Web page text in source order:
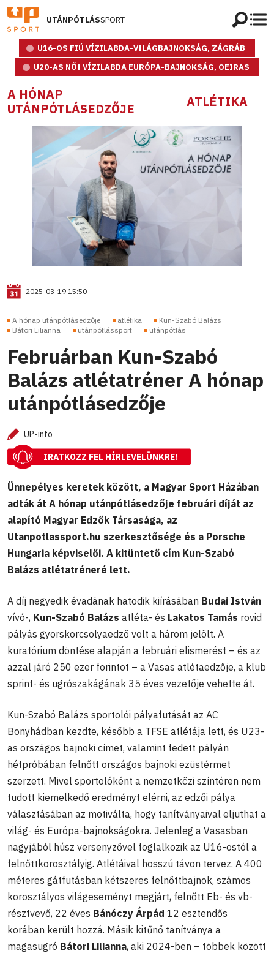
UTÁNPÓTLÁSSPORT
U16-OS FIÚ VÍZILABDA-VILÁGBAJNOKSÁG, ZÁGRÁB
U20-AS NŐI VÍZILABDA EURÓPA-BAJNOKSÁG, OEIRAS
A HÓNAP
UTÁNPÓTLÁSEDZŐJE
ATLÉTIKA
2025-03-19 15:50
A hónap utánpótlásedzője atlétika
Kun-Szabó Balázs
Bátori Lilianna
utánpótlássport utánpótlás
Februárban Kun-Szabó
Balázs atlétatréner A hónap
utánpótlásedzője
UP-info
IRATKOZZ FEL HÍRLEVELÜNKRE!
Ünnepélyes keretek között, a Magyar Sport Házában
adták át A hónap utánpótlásedzője februári díját az
alapító Magyar Edzők Társasága, az
Utanpotlassport.hu szerkesztősége és a Porsche
Hungaria képviselői. A kitüntető cím Kun-Szabó
Balázs atlétatréneré lett.
A díj negyedik évadának hatodik kiírásában Budai István
vívó-, Kun-Szabó Balázs atléta- és Lakatos Tamás rövid
pályás gyorskorcsolyaedző volt a három jelölt. A
kuratórium döntése alapján a februári elismerést – és az
azzal járó 250 ezer forintot – a Vasas atlétaedzője, a klub
sprint- és ugrószakágának 35 éves vezetője vehette át.
Kun-Szabó Balázs sportolói pályafutását az AC
Bonyhádban kezdte, később a TFSE atlétája lett, és U23-
as országos bajnoki címet, valamint fedett pályán
hétpróbában felnőtt országos bajnoki ezüstérmet
szerzett. Mivel sportolóként a nemzetközi színtéren nem
tudott kiemelkedő eredményt elérni, az edzői pálya
választásában az motiválta, hogy tanítványaival eljuthat a
világ- és Európa-bajnokságokra. Jelenleg a Vasasban
nagyjából húsz versenyzővel foglalkozik az U16-ostól a
felnőttkorosztályig. Atlétáival hosszú távon tervez. A 400
méteres gátfutásban kétszeres felnőttbajnok, számos
korosztályos világeseményt megjárt, felnőtt Eb- és vb-
résztvevő, 22 éves Bánóczy Árpád 12 esztendős
korában került hozzá. Másik kitűnő tanítványa a
magasugró Bátori Lilianna, aki 2024-ben – többek között